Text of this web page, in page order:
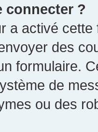
connecter ?
a activé
des
formulaire.
de
ou des